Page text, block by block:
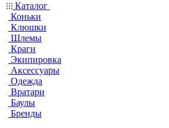
Каталог
Коньки
Клюшки
Шлемы
Краги
Экипировка
Аксессуары
Одежда
Вратари
Баулы
Бренды